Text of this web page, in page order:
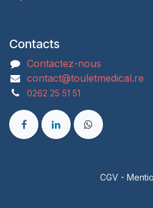
Contacts
Contactez-nous
contact@touletmedical.re
0262 25 51 51
CGV -